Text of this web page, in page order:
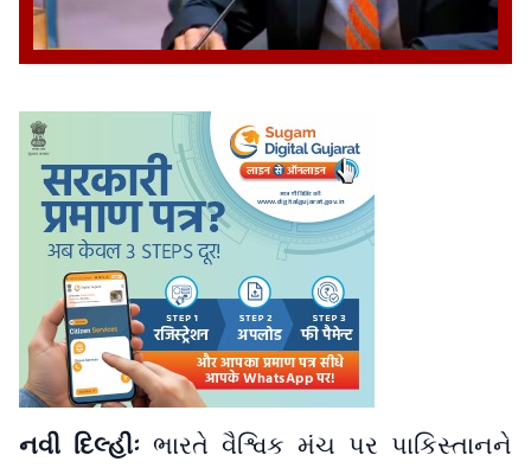
નવી દિલ્હીઃ ભારતે વૈશ્વિક મંચ પર પાકિસ્તાનને